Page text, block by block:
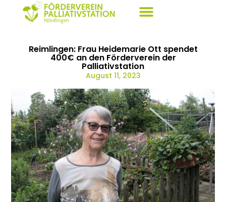
Reimlingen: Frau Heidemarie Ott spendet
400€ an den Förderverein der
Palliativstation
August 11, 2023